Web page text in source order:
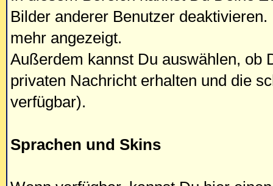
Bilder anderer Benutzer
mehr angezeigt.
Außerdem kannst Du auswählen, ob
privaten Nachricht erhalten und die
verfügbar).
Sprachen und Skins